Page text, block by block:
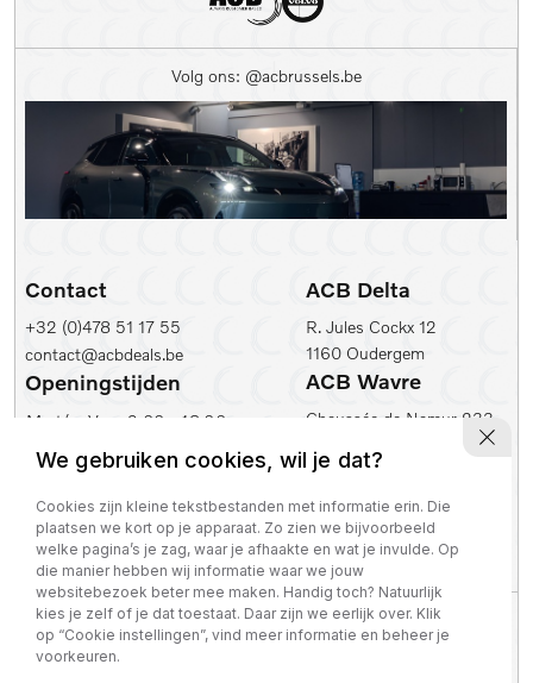
Volg ons: @acbrussels.be
Contact
+32 (0)478 51 17 55
contact@acbdeals.be
Openingstijden
Ma t/m Vr:
9.00 - 18.00
Zaterdag:
10.00 - 17.00
ACB Zaventem
Leuvensesteenweg 430
1930 Zaventem
ACB Delta
R. Jules Cockx 12
1160 Oudergem
ACB Wavre
Chaussée de Namur 233
ACB Leuven
Ambachtenlaan 2
3001 Leuven
Privacy policy
BTW nummer: BE 0821 129 645
We gebruiken cookies, wil je dat?
Cookies zijn kleine tekstbestanden met informatie erin. Die
plaatsen we kort op je apparaat. Zo zien we bijvoorbeeld
welke pagina’s je zag, waar je afhaakte en wat je invulde. Op
die manier hebben wij informatie waar we jouw
websitebezoek beter mee maken. Handig toch? Natuurlijk
kies je zelf of je dat toestaat. Daar zijn we eerlijk over. Klik
op “Cookie instellingen”, vind meer informatie en beheer je
voorkeuren.